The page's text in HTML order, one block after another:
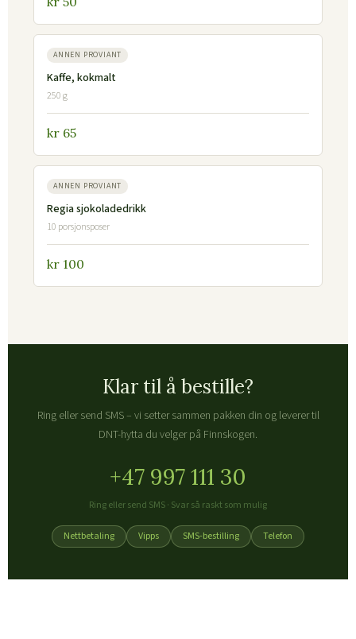
ANNEN PROVIANT
Kaffe, kokmalt
250 g
kr 65
ANNEN PROVIANT
Regia sjokoladedrikk
10 porsjonsposer
kr 100
Klar til å bestille?
Ring eller send SMS – vi setter sammen pakken din og leverer til
DNT-hytta du velger på Finnskogen.
+47 997 111 30
Ring eller send SMS · Svar så raskt som mulig
Nettbetaling Vipps SMS-bestilling Telefon